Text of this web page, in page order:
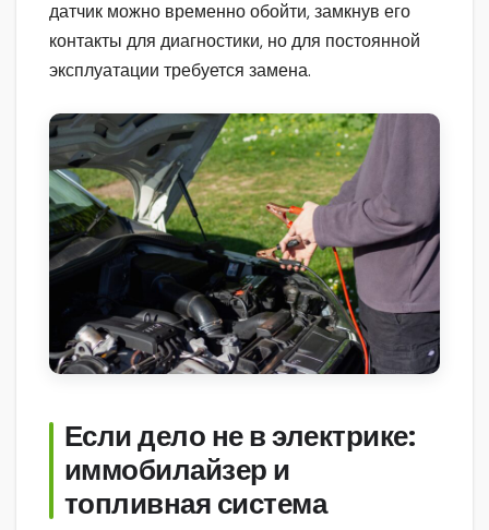
датчик можно временно обойти, замкнув его
контакты для диагностики, но для постоянной
эксплуатации требуется замена.
Если дело не в электрике:
иммобилайзер и
топливная система